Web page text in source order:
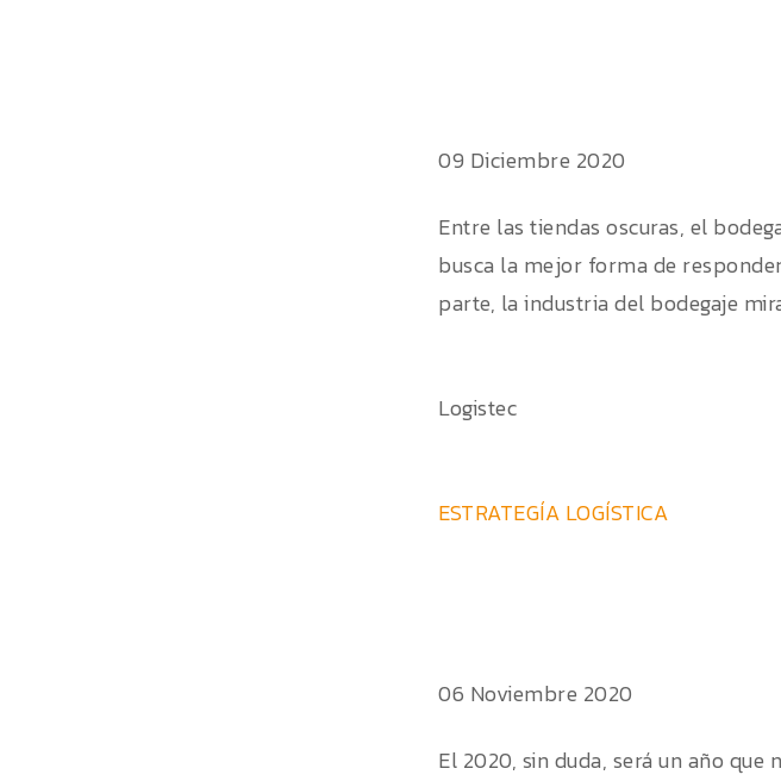
09 Diciembre 2020
Entre las tiendas oscuras, el
busca la mejor forma de
parte, la industria del bodegaje
Logistec
ESTRATEGÍA LOGÍSTICA
06 Noviembre 2020
El 2020, sin duda, será un año